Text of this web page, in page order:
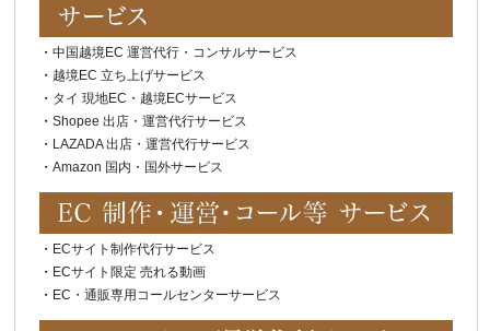
・ 中国越境EC 運営代行・コンサルサービス
・ 越境EC 立ち上げサービス
・ タイ 現地EC・越境ECサービス
・ Shopee 出店・運営代行サービス
・ LAZADA 出店・運営代行サービス
・ Amazon 国内・国外サービス
・ ECサイト制作代行サービス
・ ECサイト限定 売れる動画
・ EC・通販専用コールセンターサービス